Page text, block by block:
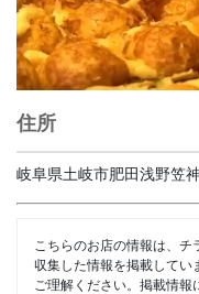
住所
岐阜県土岐市肥田浅野笠
こちらのお店の情報は、
収集した情報を掲載してい
ご理解ください。掲載情